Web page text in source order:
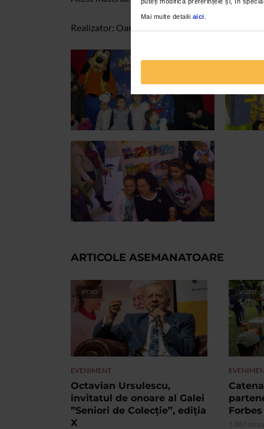
puteți modifica preferințele și, în
Mai multe detalii aici.
Realizator: Oana Georgescu
ARTICOLE ASEMANATOARE
VIDEO
EVENIMENT
Octavian Ursulescu,
invitatul de onoare al Galei
”Seniori de Colecție”, ediția
X
VIDEO
1.887